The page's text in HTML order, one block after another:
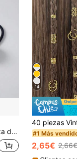
para el hogar y la belleza
14
#1 Más
2,65€ 2,66€